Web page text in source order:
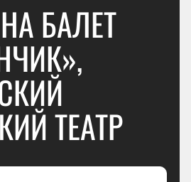
БАЛЕТ
ТЕАТР